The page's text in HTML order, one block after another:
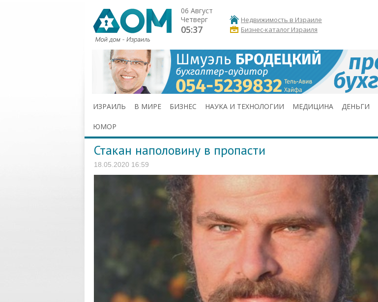
06 Август
Четверг
05:37
Недвижимость в Израиле
Бизнес-каталог Израиля
ИЗРАИЛЬ В МИРЕ БИЗНЕС НАУКА И ТЕХНОЛОГИИ МЕДИЦИНА ДЕНЬГИ
ЮМОР
Стакан наполовину в пропасти
18.05.2020 16:59